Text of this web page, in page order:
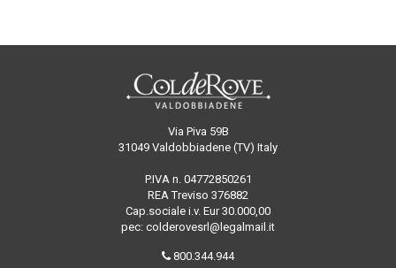
Via Piva 59B
31049 Valdobbiadene (TV) Italy
P.IVA n. 04772850261
REA Treviso 376882
Cap.sociale i.v. Eur 30.000,00
pec: colderovesrl@legalmail.it
800.344.944